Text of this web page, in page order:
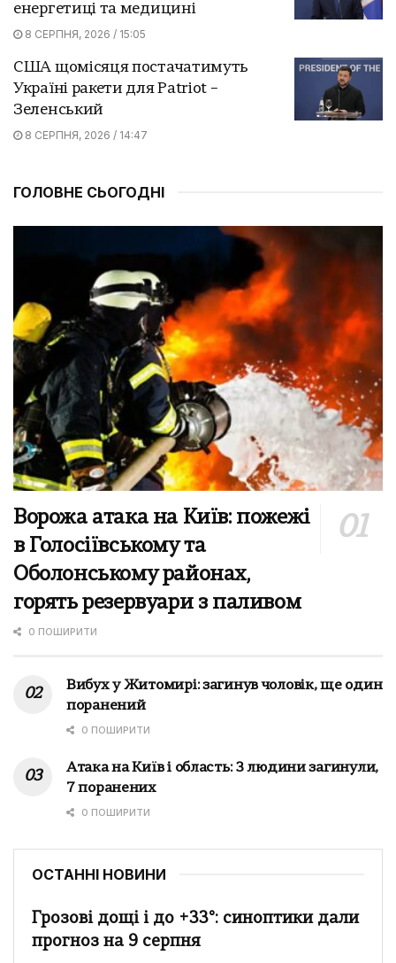
енергетиці та медицині
8 СЕРПНЯ, 2026 / 15:05
США щомісяця постачатимуть
Україні ракети для Patriot –
Зеленський
8 СЕРПНЯ, 2026 / 14:47
ГОЛОВНЕ СЬОГОДНІ
Ворожа атака на Київ: пожежі
в Голосіївському та
Оболонському районах,
горять резервуари з паливом
0 ПОШИРИТИ
Вибух у Житомирі: загинув чоловік, ще один
поранений
0 ПОШИРИТИ
Атака на Київ і область: 3 людини загинули,
7 поранених
0 ПОШИРИТИ
ОСТАННІ НОВИНИ
Грозові дощі і до +33°: синоптики дали
прогноз на 9 серпня